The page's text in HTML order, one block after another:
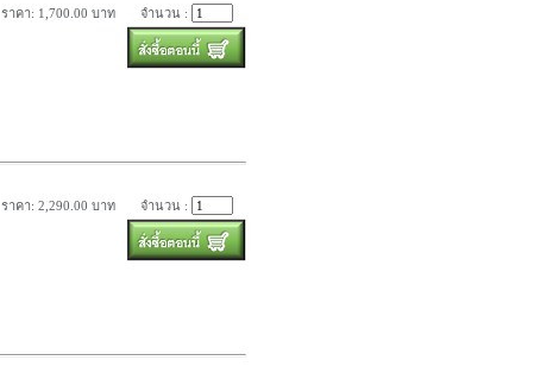
ราคา: 1,700.00 บาท จำนวน :
ราคา: 2,290.00 บาท จำนวน :